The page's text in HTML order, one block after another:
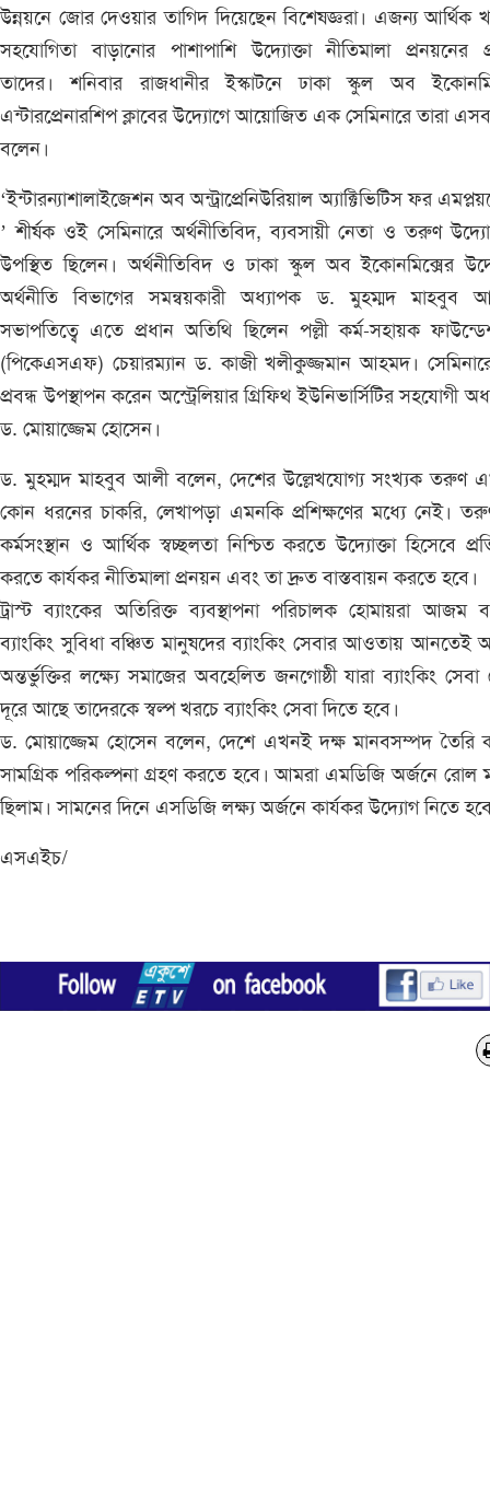
উন্নয়নে জোর দেওয়ার তাগিদ দিয়েছেন বিশেষজ্ঞরা। এজন্য আর্থিক
সহযোগিতা বাড়ানোর পাশাপাশি উদ্যোক্তা নীতিমালা প্রনয়নের
তাদের। শনিবার রাজধানীর ইস্কাটনে ঢাকা স্কুল অব
এন্টারপ্রেনারশিপ ক্লাবের উদ্যোগে আয়োজিত এক সেমিনারে তারা
বলেন।
‘ইন্টারন্যাশালাইজেশন অব অন্ট্রাপ্রেনিউরিয়াল অ্যাক্টিভিটিস ফর
’ শীর্ষক ওই সেমিনারে অর্থনীতিবিদ, ব্যবসায়ী নেতা ও তরুণ
উপস্থিত ছিলেন। অর্থনীতিবিদ ও ঢাকা স্কুল অব ইকোনমিক্সের
অর্থনীতি বিভাগের সমন্বয়কারী অধ্যাপক ড. মুহম্মদ মাহবুব
সভাপতিত্বে এতে প্রধান অতিথি ছিলেন পল্লী কর্ম-সহায়ক
(পিকেএসএফ) চেয়ারম্যান ড. কাজী খলীকুজ্জমান আহমদ।
প্রবন্ধ উপস্থাপন করেন অস্ট্রেলিয়ার গ্রিফিথ ইউনিভার্সিটির সহযোগী
ড. মোয়াজ্জেম হোসেন।
ড. মুহম্মদ মাহবুব আলী বলেন, দেশের উল্লেখযোগ্য সংখ্যক তরুণ
কোন ধরনের চাকরি, লেখাপড়া এমনকি প্রশিক্ষণের মধ্যে নেই।
কর্মসংস্থান ও আর্থিক স্বচ্ছলতা নিশ্চিত করতে উদ্যোক্তা হিসেবে
করতে কার্যকর নীতিমালা প্রনয়ন এবং তা দ্রুত বাস্তবায়ন করতে হবে।
ট্রাস্ট ব্যাংকের অতিরিক্ত ব্যবস্থাপনা পরিচালক হোমায়রা আজম
ব্যাংকিং সুবিধা বঞ্চিত মানুষদের ব্যাংকিং সেবার আওতায় আনতেই
অন্তর্ভুক্তির লক্ষ্যে সমাজের অবহেলিত জনগোষ্ঠী যারা ব্যাংকিং সেবা
দূরে আছে তাদেরকে স্বল্প খরচে ব্যাংকিং সেবা দিতে হবে।
ড. মোয়াজ্জেম হোসেন বলেন, দেশে এখনই দক্ষ মানবসম্পদ তৈরি
সামগ্রিক পরিকল্পনা গ্রহণ করতে হবে। আমরা এমডিজি অর্জনে রোল
ছিলাম। সামনের দিনে এসডিজি লক্ষ্য অর্জনে কার্যকর উদ্যোগ নিতে
এসএইচ/